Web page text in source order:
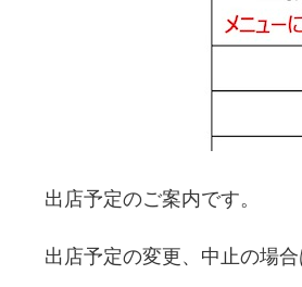
出店予定のご案内です。
出店予定の変更、中止の場